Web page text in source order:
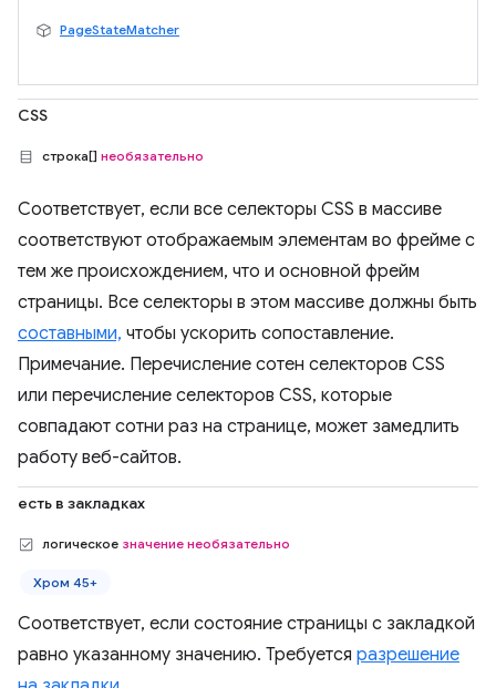
PageStateMatcher
CSS
строка[] необязательно
Соответствует, если все селекторы CSS в массиве
соответствуют отображаемым элементам во фрейме с
тем же происхождением, что и основной фрейм
страницы. Все селекторы в этом массиве должны быть
составными, чтобы ускорить сопоставление.
Примечание. Перечисление сотен селекторов CSS
или перечисление селекторов CSS, которые
совпадают сотни раз на странице, может замедлить
работу веб-сайтов.
есть в закладках
логическое значение необязательно
Хром 45+
Соответствует, если состояние страницы с закладкой
равно указанному значению. Требуется разрешение